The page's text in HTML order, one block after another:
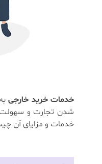
خدمات خرید خارجی
شدن تجارت و سهولت
خدمات و مزایای آن